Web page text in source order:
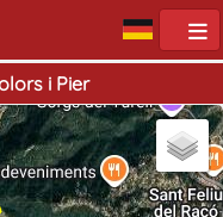
i Pier